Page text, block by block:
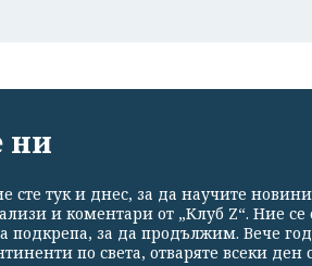
ни
сте тук и днес, за да научите
и коментари от „Клуб Z“. Ние
за да продължим. Вече
по света, отваряте всеки ден